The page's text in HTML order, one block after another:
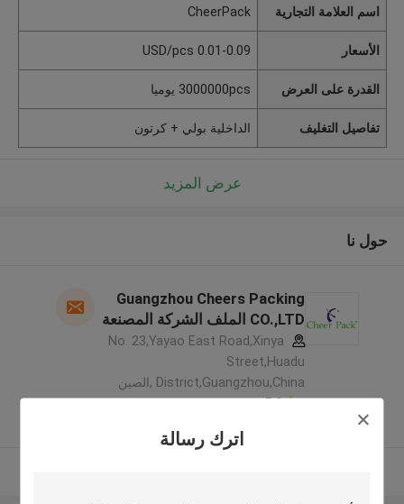
اترك رسالة
اسم العلامة التجارية CheerPack
الأسعار 0.01-0.09 USD/pcs
القدرة على العرض 3000000pcs يوميا
تفاصيل التغليف الداخلية بولي + كرتون
عرض المزيد
حول نا
Guangzhou Cheers Packing
CO.,LTD الملف الشركة المصنعة
No. 23,Yayao East Road,Xinya
Street,Huadu
District,Guangzhou,China ,الصين
5.0